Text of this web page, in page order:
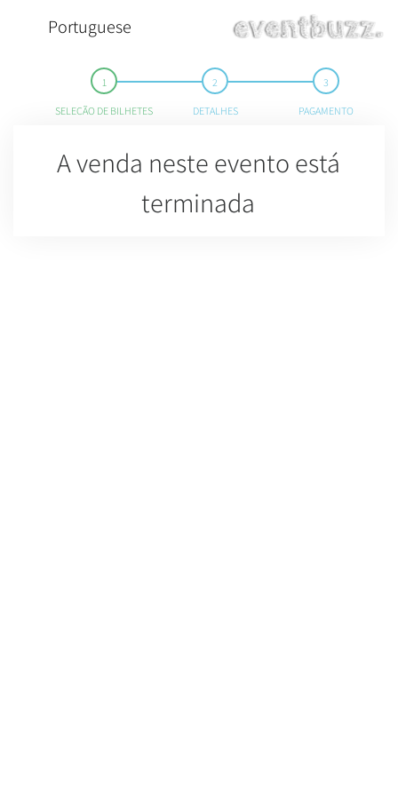
Portuguese
SELEÇÃO DE BILHETES DETALHES PAGAMENTO
A venda neste evento está
terminada